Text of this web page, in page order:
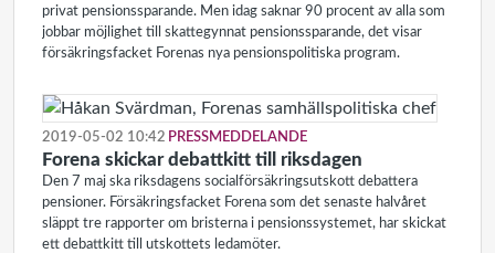
privat pensionssparande. Men idag saknar 90 procent av alla som
jobbar möjlighet till skattegynnat pensionssparande, det visar
försäkringsfacket Forenas nya pensionspolitiska program.
2019-05-02 10:42 PRESSMEDDELANDE
Forena skickar debattkitt till riksdagen
Den 7 maj ska riksdagens socialförsäkringsutskott debattera
pensioner. Försäkringsfacket Forena som det senaste halvåret
släppt tre rapporter om bristerna i pensionssystemet, har skickat
ett debattkitt till utskottets ledamöter.